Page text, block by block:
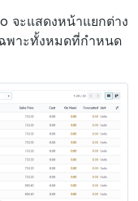
จะแสดงหน้าแยกต่าง
พาะทั้งหมดที่กำหนด